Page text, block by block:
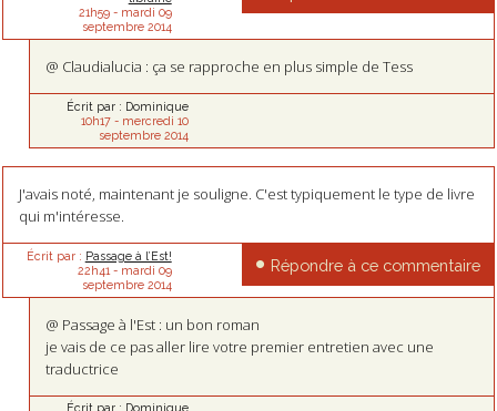
21h59- mardi 09
septembre 2014
@ Claudialucia : ça se rapproche en plus simple de Tess
Écrit par : Dominique
10h17- mercredi 10
septembre 2014
J'avais noté, maintenant je souligne. C'est typiquement le type de livre
qui m'intéresse.
Écrit par : Passage à l’Est!
22h41 - mardi 09
septembre 2014
Répondre à ce commentaire
@ Passage à l'Est : un bon roman
je vais de ce pas aller lire votre premier entretien avec une
traductrice
Écrit par : Dominique